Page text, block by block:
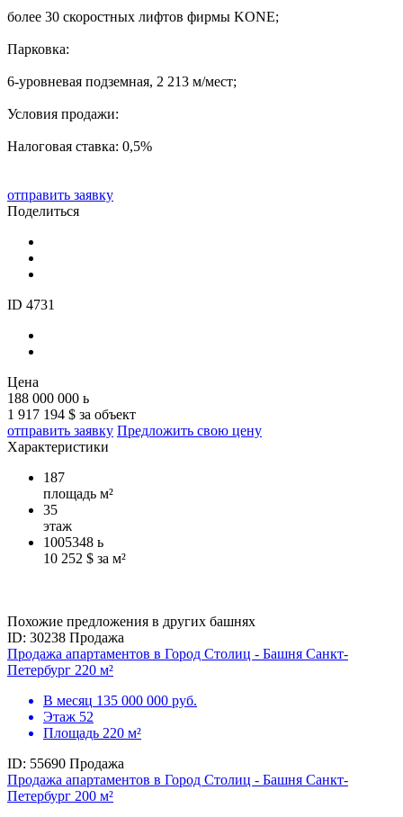
более 30 скоростных лифтов фирмы KONE;
Парковка:
6-уровневая подземная, 2 213 м/мест;
Условия продажи:
Налоговая ставка: 0,5%
отправить заявку
Поделиться
ID 4731
Цена
188 000 000 ь
1 917 194 $ за объект
отправить заявку Предложить свою цену
Характеристики
187
площадь м²
35
этаж
1005348 ь
10 252 $ за м²
Похожие предложения в других башнях
ID: 30238 Продажа
Продажа апартаментов в Город Столиц - Башня Санкт-
Петербург 220 м²
В месяц 135 000 000 руб.
Этаж 52
Площадь 220 м²
ID: 55690 Продажа
Продажа апартаментов в Город Столиц - Башня Санкт-
Петербург 200 м²